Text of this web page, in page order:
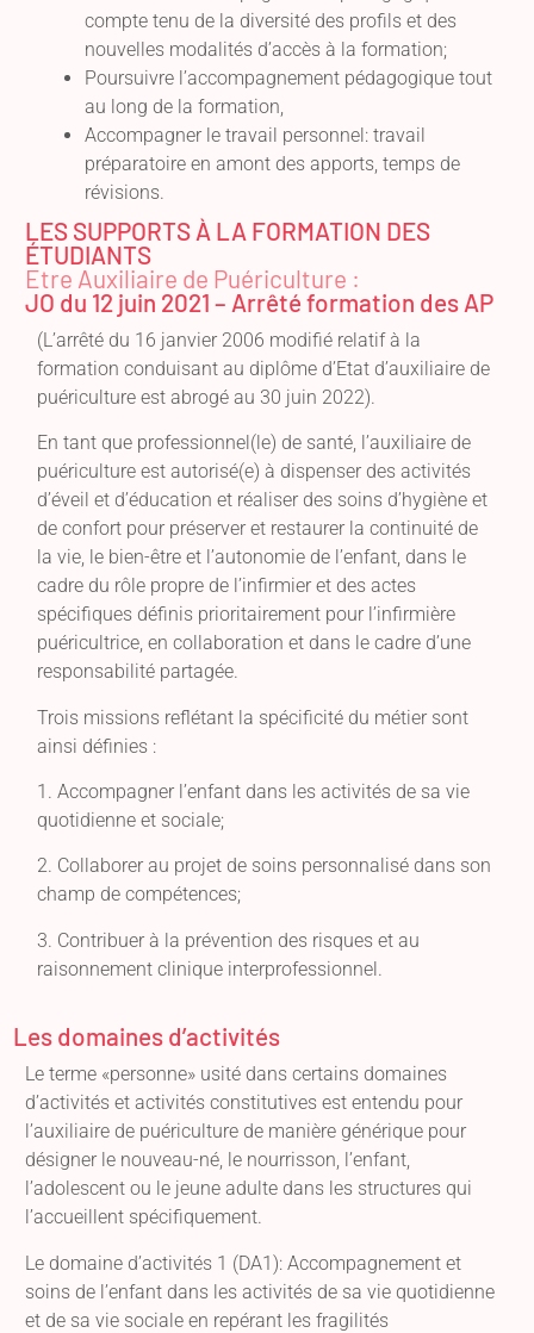
compte tenu de la diversité des profils et des
nouvelles modalités d’accès à la formation;
Poursuivre l’accompagnement pédagogique tout
au long de la formation,
Accompagner le travail personnel: travail
préparatoire en amont des apports, temps de
révisions.
LES SUPPORTS À LA FORMATION DES
ÉTUDIANTS
Etre Auxiliaire de Puériculture :
JO du 12 juin 2021 – Arrêté formation des AP
(L’arrêté du 16 janvier 2006 modifié relatif à la
formation conduisant au diplôme d’Etat d’auxiliaire de
puériculture est abrogé au 30 juin 2022).
En tant que professionnel(le) de santé, l’auxiliaire de
puériculture est autorisé(e) à dispenser des activités
d’éveil et d’éducation et réaliser des soins d’hygiène et
de confort pour préserver et restaurer la continuité de
la vie, le bien-être et l’autonomie de l’enfant, dans le
cadre du rôle propre de l’infirmier et des actes
spécifiques définis prioritairement pour l’infirmière
puéricultrice, en collaboration et dans le cadre d’une
responsabilité partagée.
Trois missions reflétant la spécificité du métier sont
ainsi définies :
1. Accompagner l’enfant dans les activités de sa vie
quotidienne et sociale;
2. Collaborer au projet de soins personnalisé dans son
champ de compétences;
3. Contribuer à la prévention des risques et au
raisonnement clinique interprofessionnel.
Les domaines d’activités
Le terme «personne» usité dans certains domaines
d’activités et activités constitutives est entendu pour
l’auxiliaire de puériculture de manière générique pour
désigner le nouveau-né, le nourrisson, l’enfant,
l’adolescent ou le jeune adulte dans les structures qui
l’accueillent spécifiquement.
Le domaine d’activités 1 (DA1): Accompagnement et
soins de l’enfant dans les activités de sa vie quotidienne
et de sa vie sociale en repérant les fragilités